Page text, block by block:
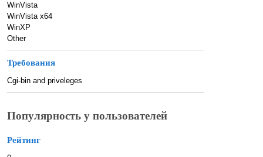
WinVista
WinVista x64
WinXP
Other
Требования
Cgi-bin and priveleges
Популярность у пользователей
Рейтинг